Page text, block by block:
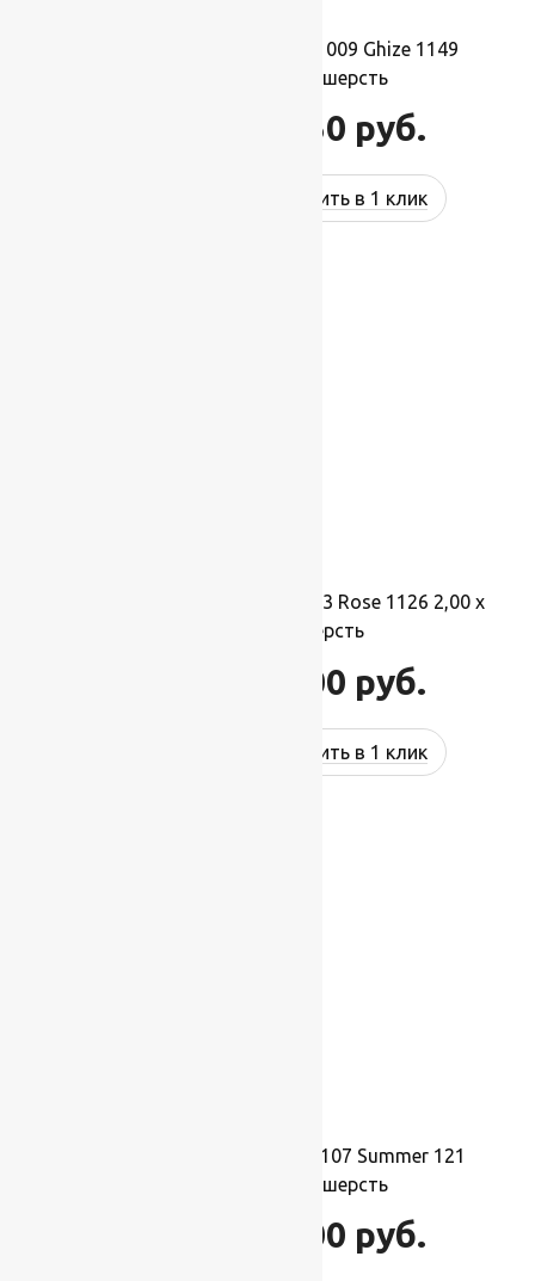
Ковер шерстяной Прямой 009 Ghize 1149
1,50×2,10 м, 100% шерсть
34 650 руб.
Купить в 1 клик
Ковер шерстяной Прямой 113 Rose 1126 2,00 x
3,50 м, 100% шерсть
77 000 руб.
Купить в 1 клик
Ковер шерстяной Прямой 107 Summer 121
2,00×3,50 м, 100% шерсть
77 000 руб.